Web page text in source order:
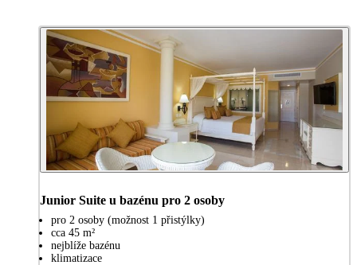
Junior Suite u bazénu pro 2 osoby
pro 2 osoby (možnost 1 přistýlky)
cca 45 m²
nejblíže bazénu
klimatizace